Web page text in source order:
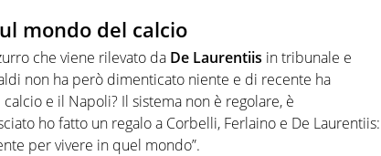
mondo del calcio
che viene rilevato da De Laurentiis in tribunale e
non ha però dimenticato niente e di recente ha
e il Napoli? Il sistema non è regolare, è
ho fatto un regalo a Corbelli, Ferlaino e De Laurentiis:
per vivere in quel mondo”.